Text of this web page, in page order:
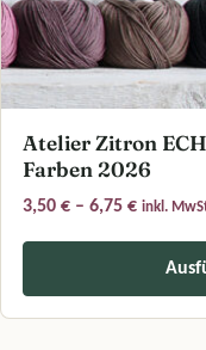
Atelier Zitron
Farben 2026
3,50 € – 6,75 € inkl.